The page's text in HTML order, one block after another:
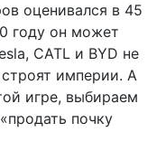
оценивался в 45
году он может
CATL и BYD не
империи. А
игре, выбираем
почку